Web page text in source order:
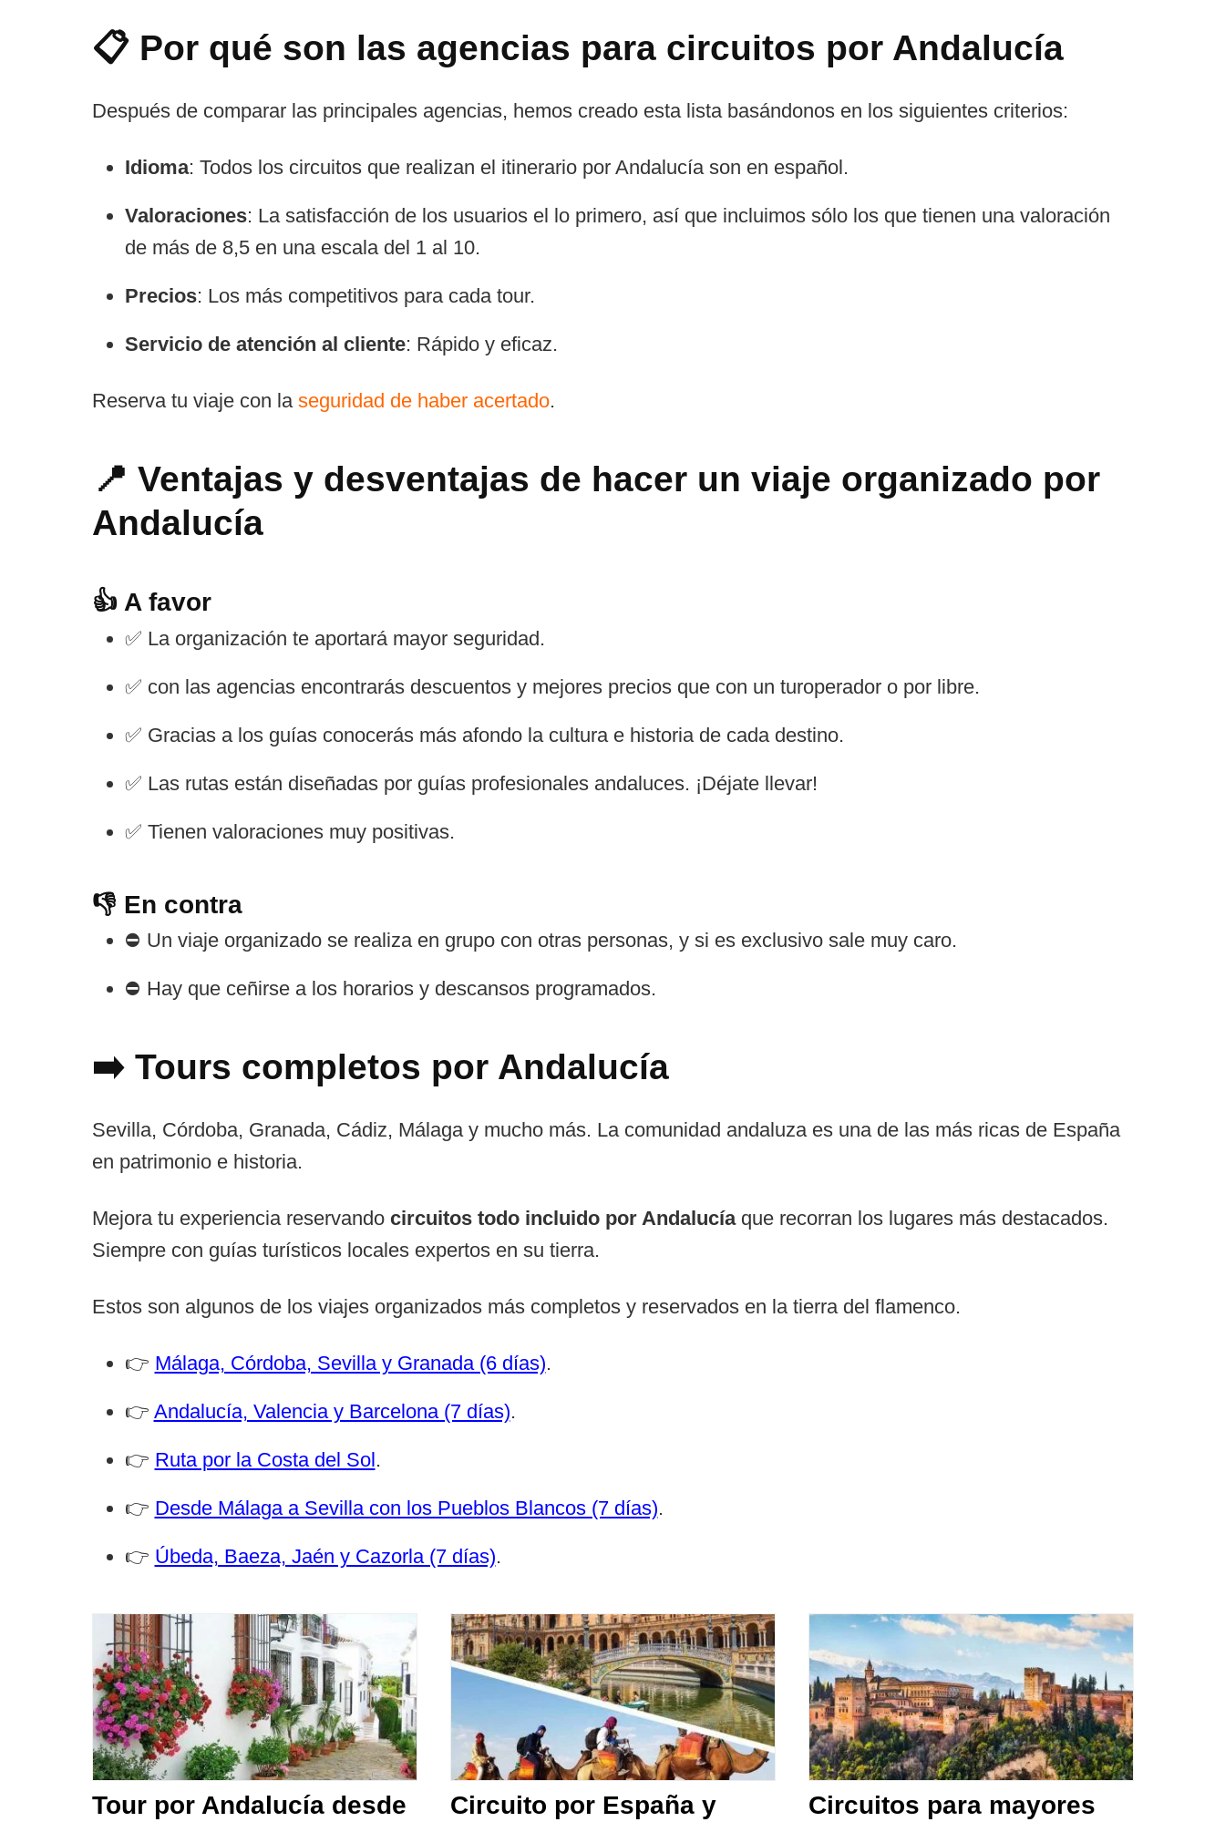
📋 Por qué son las agencias para circuitos por Andalucía
Después de comparar las principales agencias, hemos creado esta lista basándonos en los siguientes criterios:
Idioma: Todos los circuitos que realizan el itinerario por Andalucía son en español.
Valoraciones: La satisfacción de los usuarios el lo primero, así que incluimos sólo los que tienen una valoración
de más de 8,5 en una escala del 1 al 10.
Precios: Los más competitivos para cada tour.
Servicio de atención al cliente: Rápido y eficaz.
Reserva tu viaje con la seguridad de haber acertado.
📍 Ventajas y desventajas de hacer un viaje organizado por
Andalucía
👍 A favor
✅ La organización te aportará mayor seguridad.
✅ con las agencias encontrarás descuentos y mejores precios que con un turoperador o por libre.
✅ Gracias a los guías conocerás más afondo la cultura e historia de cada destino.
✅ Las rutas están diseñadas por guías profesionales andaluces. ¡Déjate llevar!
✅ Tienen valoraciones muy positivas.
👎 En contra
⛔ Un viaje organizado se realiza en grupo con otras personas, y si es exclusivo sale muy caro.
⛔ Hay que ceñirse a los horarios y descansos programados.
➡️ Tours completos por Andalucía
Sevilla, Córdoba, Granada, Cádiz, Málaga y mucho más. La comunidad andaluza es una de las más ricas de España
en patrimonio e historia.
Mejora tu experiencia reservando circuitos todo incluido por Andalucíaque recorran los lugares más destacados.
Siempre con guías turísticos locales expertos en su tierra.
Estos son algunos de los viajes organizados más completos y reservados en la tierra del flamenco.
👉 Málaga, Córdoba, Sevilla y Granada (6 días).
👉 Andalucía, Valencia y Barcelona (7 días).
👉 Ruta por la Costa del Sol.
👉 Desde Málaga a Sevilla con los Pueblos Blancos (7 días).
👉 Úbeda, Baeza, Jaén y Cazorla (7 días).
Tour por Andalucía desde Circuito por España y Circuitos para mayores